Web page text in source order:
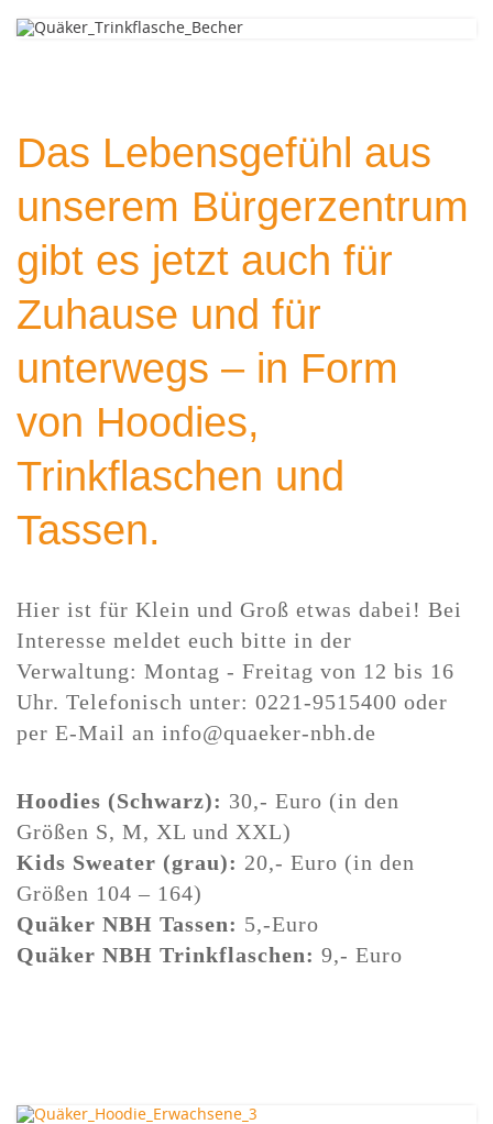
Das Lebensgefühl aus
unserem Bürgerzentrum
gibt es jetzt auch für
Zuhause und für
unterwegs – in Form
von Hoodies,
Trinkflaschen und
Tassen.
Hier ist für Klein und Groß etwas dabei! Bei
Interesse meldet euch bitte in der
Verwaltung: Montag - Freitag von 12 bis 16
Uhr. Telefonisch unter: 0221-9515400 oder
per E-Mail an info@quaeker-nbh.de
Hoodies (Schwarz): 30,- Euro (in den
Größen S, M, XL und XXL)
Kids Sweater (grau): 20,- Euro (in den
Größen 104 – 164)
Quäker NBH Tassen: 5,-Euro
Quäker NBH Trinkflaschen: 9,- Euro